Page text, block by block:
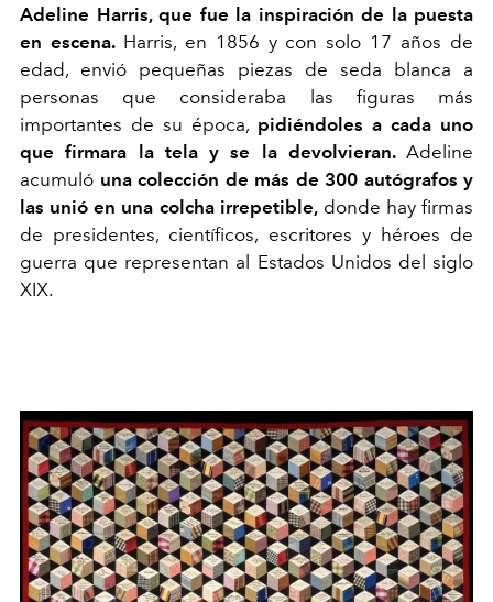
Adeline Harris, que fue la inspiración de la puesta
en escena. Harris, en 1856 y con solo 17 años de
edad, envió pequeñas piezas de seda blanca a
personas que consideraba las figuras más
importantes de su época, pidiéndoles a cada uno
que firmara la tela y se la devolvieran. Adeline
acumuló una colección de más de 300 autógrafos y
las unió en una colcha irrepetible,donde hay firmas
de presidentes, científicos, escritores y héroes de
guerra que representan al Estados Unidos del siglo
XIX.